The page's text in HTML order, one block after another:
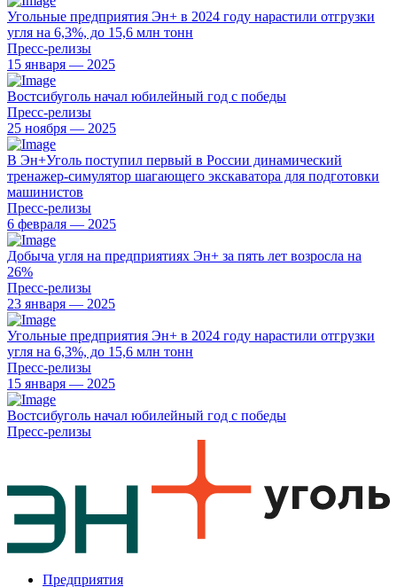
Угольные предприятия Эн+ в 2024 году нарастили отгрузки
угля на 6,3%, до 15,6 млн тонн
Пресс-релизы
15 января — 2025
Востсибуголь начал юбилейный год с победы
Пресс-релизы
25 ноября — 2025
В Эн+Уголь поступил первый в России динамический
тренажер-симулятор шагающего экскаватора для подготовки
машинистов
Пресс-релизы
6 февраля — 2025
Добыча угля на предприятиях Эн+ за пять лет возросла на
26%
Пресс-релизы
23 января — 2025
Угольные предприятия Эн+ в 2024 году нарастили отгрузки
угля на 6,3%, до 15,6 млн тонн
Пресс-релизы
15 января — 2025
Востсибуголь начал юбилейный год с победы
Пресс-релизы
Предприятия